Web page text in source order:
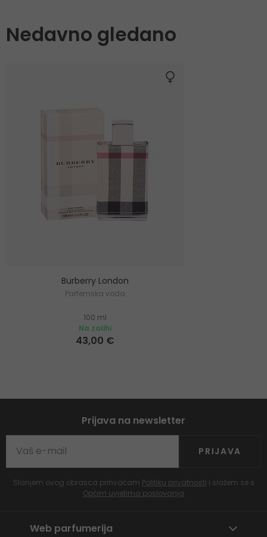
Nedavno gledano
Burberry London
Parfemska voda
100 ml
Na zalihi
43,00 €
Prijava na newsletter
PRIJAVA
Slanjem ovog obrasca prihvaćam Politiku privatnosti i slažem se s
Općim uvjetima poslovanja
Web parfumerija